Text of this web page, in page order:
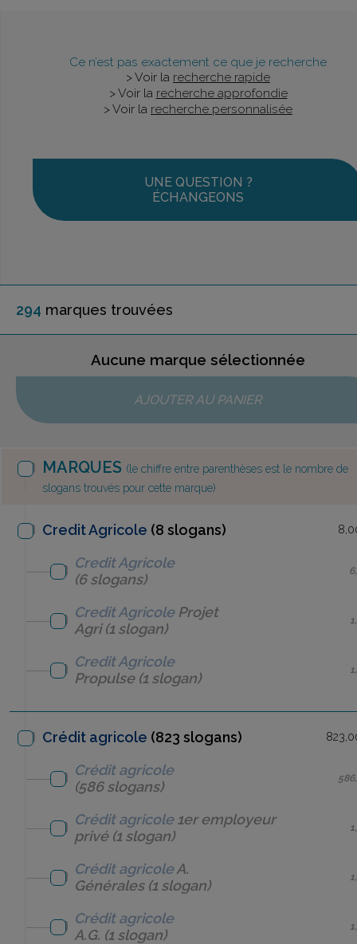
Ce n’est pas exactement ce que je recherche
> Voir la recherche rapide
> Voir la recherche approfondie
> Voir la recherche personnalisée
UNE QUESTION ?
ÉCHANGEONS
294 marques trouvées
Aucune marque sélectionnée
AJOUTER AU PANIER
MARQUES (le chiffre entre parenthèses est le nombre de
slogans trouvés pour cette marque)
Credit Agricole (8 slogans)
Credit Agricole
(6 slogans)
Credit Agricole Projet
Agri(1 slogan)
Credit Agricole
Propulse(1 slogan)
Crédit agricole (823 slogans)
Crédit agricole
(586 slogans)
Crédit agricole 1er employeur
privé(1 slogan)
Crédit agricoleA.
Générales(1 slogan)
Crédit agricole
A.G. (1 slogan)